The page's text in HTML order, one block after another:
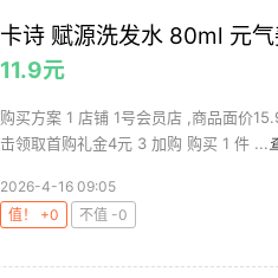
卡诗 赋源洗发水 80ml 元
11.9元
购买方案 1 店铺 1号会员店 ,商品面价
击领取首购礼金4元 3 加购 购买 1 件 ...
2026-4-16 09:05
值！ +0
不值 -0